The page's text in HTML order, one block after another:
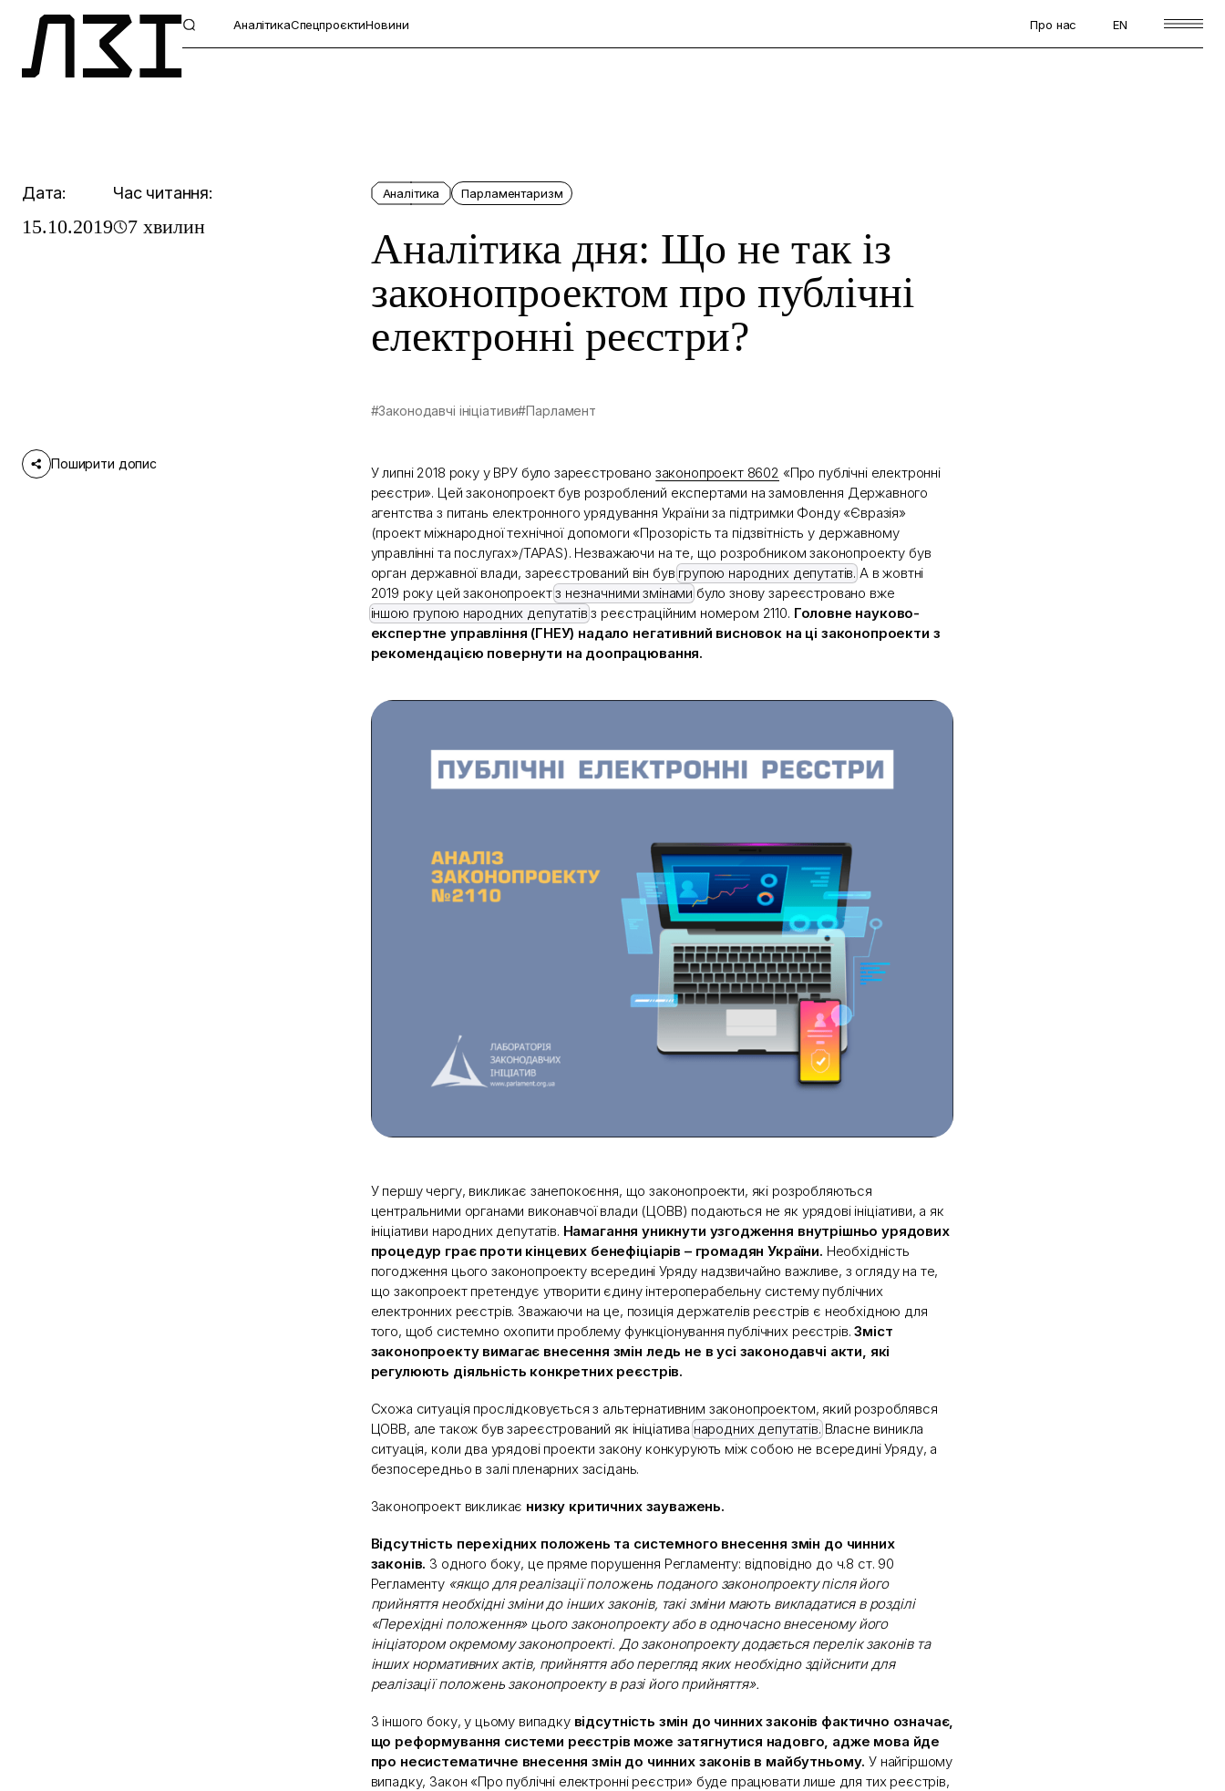
АналітикаСпецпроєктиНовини Про нас EN
Аналітика Парламентаризм
Аналітика дня: Що не так із
законопроектом про публічні
електронні реєстри?
#Законодавчі ініціативи#Парламент
Дата:
15.10.2019
Час читання:
7 хвилин
Поширити допис
У липні 2018 року у ВРУ було зареєстровано законопроект 8602 «Про публічні електронні
реєстри». Цей законопроект був розроблений експертами на замовлення Державного
агентства з питань електронного урядування України за підтримки Фонду «Євразія»
(проект міжнародної технічної допомоги «Прозорість та підзвітність у державному
управлінні та послугах»/TAPAS). Незважаючи на те, що розробником законопроекту був
орган державної влади, зареєстрований він бувгрупою народних депутатів.А в жовтні
2019 року цей законопроектз незначними змінамибуло знову зареєстровано вже
іншою групою народних депутатівз реєстраційним номером 2110. Головне науково-
експертне управління (ГНЕУ) надало негативний висновок на ці законопроекти з
рекомендацією повернути на доопрацювання.
У першу чергу, викликає занепокоєння, що законопроекти, які розробляються
центральними органами виконавчої влади (ЦОВВ) подаються не як урядові ініціативи, а як
ініціативи народних депутатів. Намагання уникнути узгодження внутрішньо урядових
процедур грає проти кінцевих бенефіціарів – громадян України. Необхідність
погодження цього законопроекту всередині Уряду надзвичайно важливе, з огляду на те,
що закопроект претендує утворити єдину інтероперабельну систему публічних
електронних реєстрів. Зважаючи на це, позиція держателів реєстрів є необхідною для
того, щоб системно охопити проблему функціонування публічних реєстрів.Зміст
законопроекту вимагає внесення змін ледь не в усі законодавчі акти, які
регулюють діяльність конкретних реєстрів.
Схожа ситуація прослідковується з альтернативним законопроектом, який розроблявся
ЦОВВ, але також був зареєстрований як ініціативанародних депутатів.Власне виникла
ситуація, коли два урядові проекти закону конкурують між собою не всередині Уряду, а
безпосередньо в залі пленарних засідань.
Законопроект викликає низку критичних зауважень.
Відсутність перехідних положень та системного внесення змін до чинних
законів. З одного боку, це пряме порушення Регламенту: відповідно до ч.8 ст. 90
Регламенту «якщо для реалізації положень поданого законопроекту після його
прийняття необхідні зміни до інших законів, такі зміни мають викладатися в розділі
«Перехідні положення» цього законопроекту або в одночасно внесеному його
ініціатором окремому законопроекті. До законопроекту додається перелік законів та
інших нормативних актів, прийняття або перегляд яких необхідно здійснити для
реалізації положень законопроекту в разі його прийняття».
З іншого боку, у цьому випадку відсутність змін до чинних законів фактично означає,
що реформування системи реєстрів може затягнутися надовго, адже мова йде
про несистематичне внесення змін до чинних законів в майбутньому. У найгіршому
випадку, Закон «Про публічні електронні реєстри» буде працювати лише для тих реєстрів,